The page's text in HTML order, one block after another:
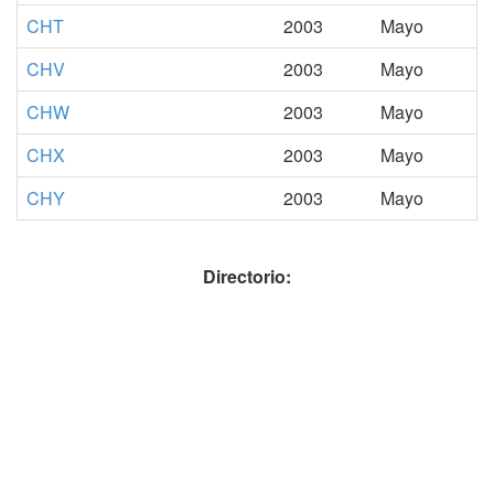
CHT
2003
Mayo
CHV
2003
Mayo
CHW
2003
Mayo
CHX
2003
Mayo
CHY
2003 Mayo
Directorio: